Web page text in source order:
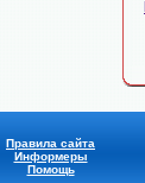
Правила сайта
Информеры
Помощь